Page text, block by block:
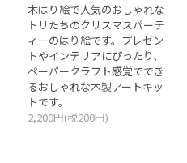
木はり絵で人気のおしゃれな
トリたちのクリスマスパーテ
ィーのはり絵です。プレゼン
トやインテリアにぴったり、
ペーパークラフト感覚ででき
るおしゃれな木製アートキッ
トです。
2,200円(税200円)